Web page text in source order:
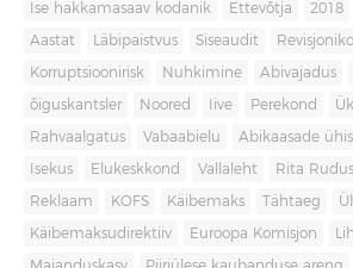
Ise hakkamasaav kodanik Ettevõtja 2018
Aastat Läbipaistvus Siseaudit
Korruptsioonirisk Nuhkimine Abivajadus
õiguskantsler Noored Iive Perekond
Rahvaalgatus Vabaabielu Abikaasade
Isekus Elukeskkond Vallaleht Rita
Reklaam KOFS Käibemaks Tähtaeg
Käibemaksudirektiiv Euroopa Komisjon